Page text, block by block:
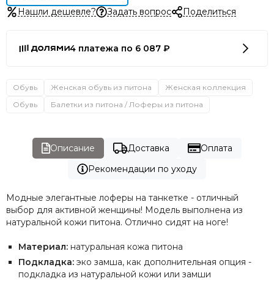
Нашли дешевле? Задать вопрос Поделиться
4 платежа по 6 087 ₽
Обувь Женская обувь из питона
Женская коллекция
Обувь
Балетки из питона / Лоферы из питона
Описание Доставка
Оплата
Рекомендации по уходу
Модные элегантные лоферы на танкетке - отличный
выбор для активной женщины! Модель выполнена из
натуральной кожи питона. Отлично сидят на ноге!
Материал: натуральная кожа питона
Подкладка: эко замша, как дополнительная опция -
подкладка из натуральной кожи или замши